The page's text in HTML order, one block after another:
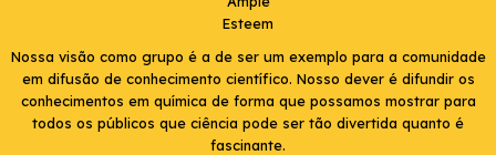
Esteem
Nossa visão como grupo é a de ser um exemplo para a comunidade
em difusão de conhecimento científico. Nosso dever é difundir os
conhecimentos em química de forma que possamos mostrar para
todos os públicos que ciência pode ser tão divertida quanto é
fascinante.